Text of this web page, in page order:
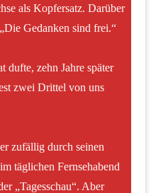
als Kopfersatz. Darüber
Gedanken sind frei.“
dufte, zehn Jahre später
zwei Drittel von uns
zufällig durch seinen
täglichen Fernsehabend
„Tagesschau“. Aber